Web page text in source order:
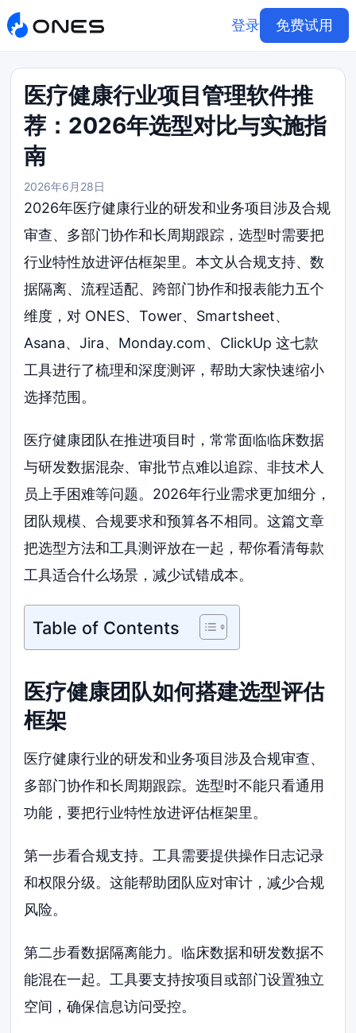
登录 免费试用
医疗健康行业项目管理软件推
荐：2026年选型对比与实施指
南
2026年6月28日
2026年医疗健康行业的研发和业务项目涉及合规
审查、多部门协作和长周期跟踪，选型时需要把
行业特性放进评估框架里。本文从合规支持、数
据隔离、流程适配、跨部门协作和报表能力五个
维度，对 ONES、Tower、Smartsheet、
Asana、Jira、Monday.com、ClickUp 这七款
工具进行了梳理和深度测评，帮助大家快速缩小
选择范围。
医疗健康团队在推进项目时，常常面临临床数据
与研发数据混杂、审批节点难以追踪、非技术人
员上手困难等问题。2026年行业需求更加细分，
团队规模、合规要求和预算各不相同。这篇文章
把选型方法和工具测评放在一起，帮你看清每款
工具适合什么场景，减少试错成本。
Table of Contents
医疗健康团队如何搭建选型评估
框架
医疗健康行业的研发和业务项目涉及合规审查、
多部门协作和长周期跟踪。选型时不能只看通用
功能，要把行业特性放进评估框架里。
第一步看合规支持。工具需要提供操作日志记录
和权限分级。这能帮助团队应对审计，减少合规
风险。
第二步看数据隔离能力。临床数据和研发数据不
能混在一起。工具要支持按项目或部门设置独立
空间，确保信息访问受控。